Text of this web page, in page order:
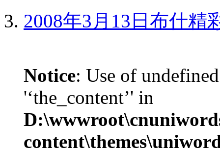
2008年3月13日布什精
Notice: Use of
'‘the_content’' in